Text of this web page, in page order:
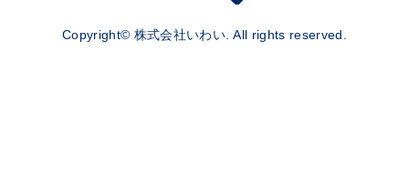
Copyright© 株式会社いわい. All rights reserved.